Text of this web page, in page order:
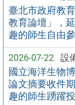
臺北市政府教
教育論壇」，
趣的師生自由參
2026-07-22 設
國立海洋生物
論文摘要收件
趣的師生踴躍投